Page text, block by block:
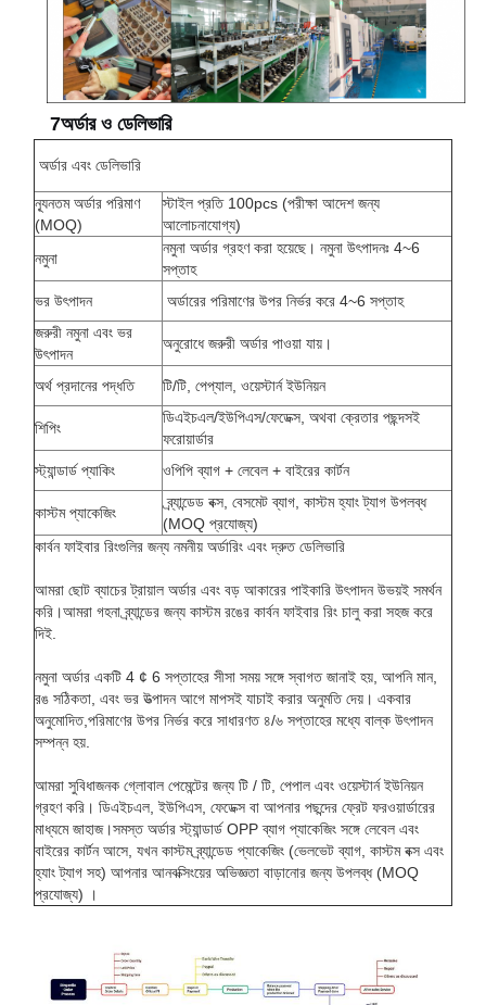
7অর্ডার ও ডেলিভারি
অর্ডার এবং ডেলিভারি
ন্যূনতম অর্ডার পরিমাণ
(MOQ)
স্টাইল প্রতি 100pcs (পরীক্ষা আদেশ জন্য
আলোচনাযোগ্য)
নমুনা
নমুনা অর্ডার গ্রহণ করা হয়েছে। নমুনা উৎপাদনঃ 4~6
সপ্তাহ
ভর উৎপাদন
অর্ডারের পরিমাণের উপর নির্ভর করে 4~6 সপ্তাহ
জরুরী নমুনা এবং ভর
উৎপাদন
অনুরোধে জরুরী অর্ডার পাওয়া যায়।
অর্থ প্রদানের পদ্ধতি টি/টি, পেপ্যাল, ওয়েস্টার্ন ইউনিয়ন
শিপিং
ডিএইচএল/ইউপিএস/ফেডেক্স, অথবা ক্রেতার পছন্দসই
ফরোয়ার্ডার
স্ট্যান্ডার্ড প্যাকিং
ওপিপি ব্যাগ + লেবেল + বাইরের কার্টন
কাস্টম প্যাকেজিং
ব্র্যান্ডেড বক্স, বেসমেট ব্যাগ, কাস্টম হ্যাং ট্যাগ উপলব্ধ
(MOQ প্রযোজ্য)
কার্বন ফাইবার রিংগুলির জন্য নমনীয় অর্ডারিং এবং দ্রুত ডেলিভারি
আমরা ছোট ব্যাচের ট্রায়াল অর্ডার এবং বড় আকারের পাইকারি উৎপাদন উভয়ই সমর্থন
করি।আমরা গহনা ব্র্যান্ডের জন্য কাস্টম রঙের কার্বন ফাইবার রিং চালু করা সহজ করে
দিই.
নমুনা অর্ডার একটি 4 ¢ 6 সপ্তাহের সীসা সময় সঙ্গে স্বাগত জানাই হয়, আপনি মান,
রঙ সঠিকতা, এবং ভর উত্পাদন আগে মাপসই যাচাই করার অনুমতি দেয়। একবার
অনুমোদিত,পরিমাণের উপর নির্ভর করে সাধারণত ৪/৬ সপ্তাহের মধ্যে বাল্ক উৎপাদন
সম্পন্ন হয়.
আমরা সুবিধাজনক গ্লোবাল পেমেন্টের জন্য টি / টি, পেপাল এবং ওয়েস্টার্ন ইউনিয়ন
গ্রহণ করি। ডিএইচএল, ইউপিএস, ফেডেক্স বা আপনার পছন্দের ফ্রেট ফরওয়ার্ডারের
মাধ্যমে জাহাজ।সমস্ত অর্ডার স্ট্যান্ডার্ড OPP ব্যাগ প্যাকেজিং সঙ্গে লেবেল এবং
বাইরের কার্টন আসে, যখন কাস্টম ব্র্যান্ডেড প্যাকেজিং (ভেলভেট ব্যাগ, কাস্টম বক্স এবং
হ্যাং ট্যাগ সহ) আপনার আনবক্সিংয়ের অভিজ্ঞতা বাড়ানোর জন্য উপলব্ধ (MOQ
প্রযোজ্য) ।